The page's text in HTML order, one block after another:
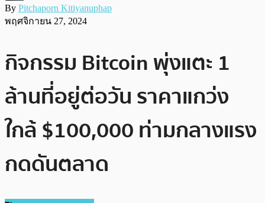
By Pitchaporn Kitiyanuphap
พฤศจิกายน 27, 2024
กิจกรรม Bitcoin พุ่งแตะ 1
ล้านที่อยู่ต่อวัน ราคาแกว่ง
ใกล้ $100,000 ท่ามกลางแรง
กดดันตลาด